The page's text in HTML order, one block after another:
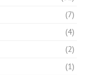
(7)
(4)
(2)
(1)